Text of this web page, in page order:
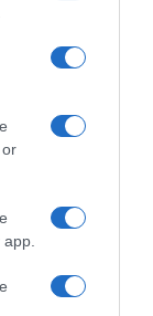
azione
al
o reti
reverse